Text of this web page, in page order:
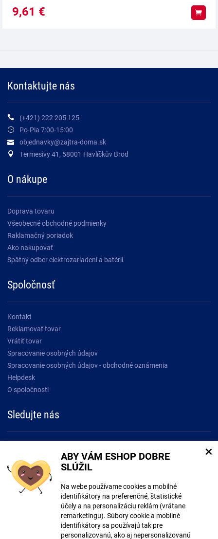
ABY VÁM ESHOP DOBRE
SLÚŽIL
Na webe používame cookies a mobilné
identifikátory na preferenčné, štatistické
účely a na personalizáciu reklám (vrátane
remarketingu). Súbory cookie a mobilné
identifikátory sa používajú tak pre
personalizovanú, ako aj nepersonalizovanú
×
9,61 € Kúpiť
Kontaktujte nás
(+421) 222 205 125
Po-Pia 7:00-15:00
objednavky@zajtra-doma.sk
Termesivy 41, 58001 Havlíčkův Brod
O nákupe
Doprava tovaru
Všeobecné obchodné podmienky
Raklamačný poriadok
Ako nakupovať
Spätný odber elektrozariadení a batérií
Spoločnosť
Kontakt
Reklamovať tovar
Vrátiť tovar
Spracovanie osobných údajov
Spracovanie osobných údajov - obchodné oznámenia
Helpdesk
O spoločnosti
Sledujte nás
Súhlasím so spracovaním osobných údajov